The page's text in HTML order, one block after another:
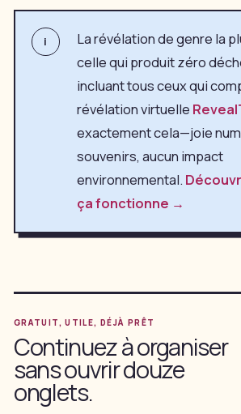
i
La révélation de genre la
celle qui produit zéro
incluant tous ceux qui
révélation virtuelle
exactement cela—joie
souvenirs, aucun impact
environnemental.
ça fonctionne →
GRATUIT, UTILE, DÉJÀ PRÊT
Continuez à organiser
sans ouvrir douze
onglets.